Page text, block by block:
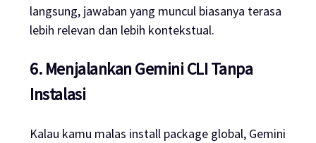
langsung, jawaban yang muncul biasanya terasa
lebih relevan dan lebih kontekstual.
6. Menjalankan Gemini CLI Tanpa
Instalasi
Kalau kamu malas install package global, Gemini